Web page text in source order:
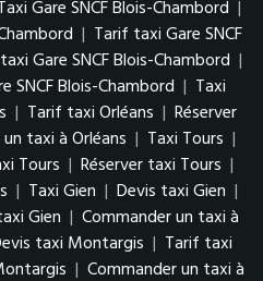
Gare SNCF Blois-Chambord |
| Tarif taxi Gare SNCF
Gare SNCF Blois-Chambord |
SNCF Blois-Chambord | Taxi
| Tarif taxi Orléans | Réserver
taxi à Orléans | Taxi Tours |
Tours | Réserver taxi Tours |
| Taxi Gien | Devis taxi Gien |
Gien | Commander un taxi à
taxi Montargis | Tarif taxi
| Commander un taxi à